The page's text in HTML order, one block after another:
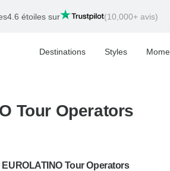
4.6 étoiles sur (10,000+ avis)
Destinations Styles
Tour Operators
Tour Operators